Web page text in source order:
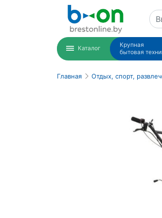
Каталог
Крупная
бытовая
Главная Отдых, спорт,